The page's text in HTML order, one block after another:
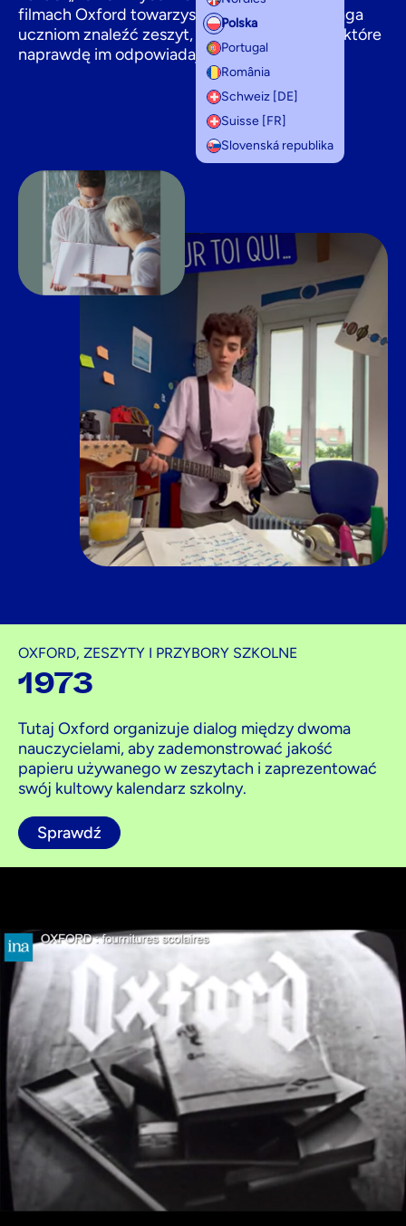
Polska
Portugal
România
Schweiz [DE]
Suisse [FR]
Slovenská republika
filmach Oxford towarzysz lat szkolnych pomaga
uczniom znaleźć zeszyt, notatnik lub teczkę, które
naprawdę im odpowiadają.
OXFORD, ZESZYTY I PRZYBORY SZKOLNE
1973
Tutaj Oxford organizuje dialog między dwoma
nauczycielami, aby zademonstrować jakość
papieru używanego w zeszytach i zaprezentować
swój kultowy kalendarz szkolny.
Sprawdź